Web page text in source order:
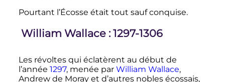
Pourtant l’Écosse était tout sauf conquise.
William Wallace : 1297-1306
Les révoltes qui éclatèrent au début de
l’année 1297, menée par William Wallace,
Andrew de Moray et d’autres nobles écossais,